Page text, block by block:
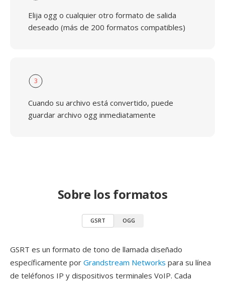
Elija ogg o cualquier otro formato de salida
deseado (más de 200 formatos compatibles)
3
Cuando su archivo está convertido, puede
guardar archivo ogg inmediatamente
Sobre los formatos
GSRT OGG
GSRT es un formato de tono de llamada diseñado
específicamente por Grandstream Networks para su línea
de teléfonos IP y dispositivos terminales VoIP. Cada